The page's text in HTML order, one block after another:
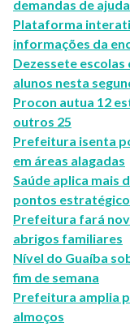
demandas de
Plataforma
informações da
Dezessete
alunos nesta
Procon autua 12
outros 25
Prefeitura isenta
em áreas alagadas
Saúde aplica mais
pontos
Prefeitura fará
abrigos familiares
Nível do Guaíba
fim de semana
Prefeitura amplia
almoços